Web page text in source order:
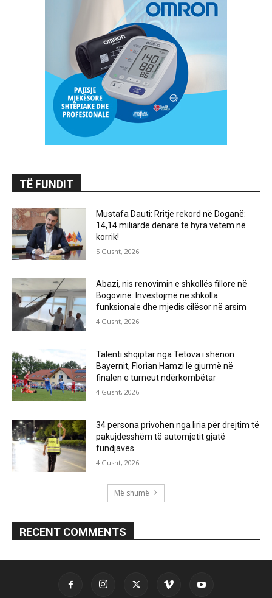
TË FUNDIT
Mustafa Dauti: Rritje rekord në Doganë:
14,14 miliardë denarë të hyra vetëm në
korrik!
5 Gusht, 2026
Abazi, nis renovimin e shkollës fillore në
Bogovinë: Investojmë në shkolla
funksionale dhe mjedis cilësor në arsim
4 Gusht, 2026
Talenti shqiptar nga Tetova i shënon
Bayernit, Florian Hamzi lë gjurmë në
finalen e turneut ndërkombëtar
4 Gusht, 2026
34 persona privohen nga liria për drejtim të
pakujdesshëm të automjetit gjatë
fundjavës
4 Gusht, 2026
Më shumë
RECENT COMMENTS